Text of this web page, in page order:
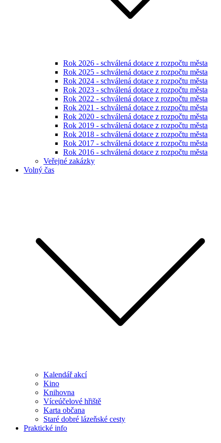
Rok 2026 - schválená dotace z rozpočtu města
Rok 2025 - schválená dotace z rozpočtu města
Rok 2024 - schválená dotace z rozpočtu města
Rok 2023 - schválená dotace z rozpočtu města
Rok 2022 - schválená dotace z rozpočtu města
Rok 2021 - schválená dotace z rozpočtu města
Rok 2020 - schválená dotace z rozpočtu města
Rok 2019 - schválená dotace z rozpočtu města
Rok 2018 - schválená dotace z rozpočtu města
Rok 2017 - schválená dotace z rozpočtu města
Rok 2016 - schválená dotace z rozpočtu města
Veřejné zakázky
Volný čas
Kalendář akcí
Kino
Knihovna
Víceúčelové hřiště
Karta občana
Staré dobré lázeňské cesty
Praktické info